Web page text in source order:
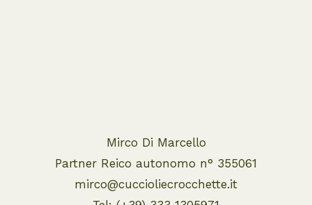
Mirco Di Marcello
Partner Reico autonomo n° 355061
mirco@cuccioliecrocchette.it